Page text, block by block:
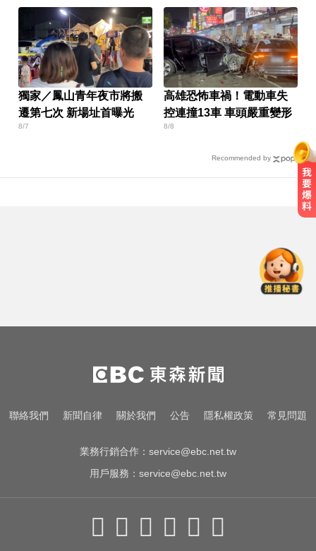
獨家／鳳山青年夜市將搬
遷第七次 新場址首曝光
8/7
高雄恐怖車禍！電動車失
控連撞13車 車頭嚴重變形
8/8
Recommended by
月板變形，醫揭保骨與增肌兩大救
鬼月飛日本注意！東京鬧區竟藏
「猛鬼大樓」已奪14命
愛玩車／這輛迷你電動車超勇 拖曳
聯絡我們 新聞自律 關於我們 公告 隱私權政策 常見問題
業務行銷合作： service@ebc.net.tw
用戶服務： service@ebc.net.tw